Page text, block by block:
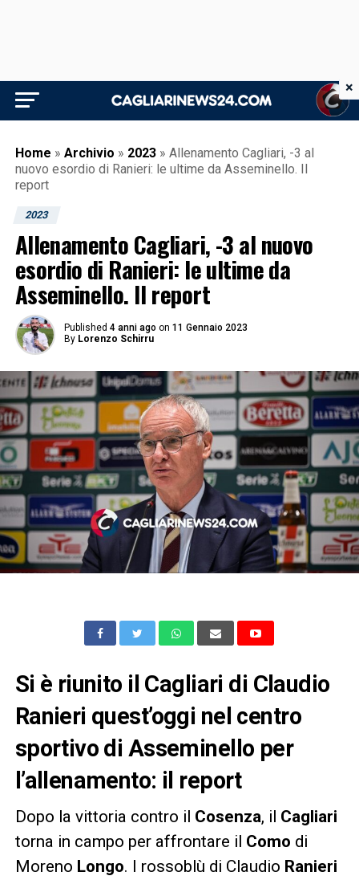
Home » Archivio » 2023 » Allenamento Cagliari, -3 al
nuovo esordio di Ranieri: le ultime da Asseminello. Il
report
2023
Allenamento Cagliari, -3 al nuovo
esordio di Ranieri: le ultime da
Asseminello. Il report
Published 4 anni ago on 11 Gennaio 2023
By Lorenzo Schirru
Si è riunito il Cagliari di Claudio
Ranieri quest’oggi nel centro
sportivo di Asseminello per
l’allenamento: il report
Dopo la vittoria contro il Cosenza, il Cagliari
torna in campo per affrontare il Como di
Moreno Longo. I rossoblù di Claudio Ranieri
×